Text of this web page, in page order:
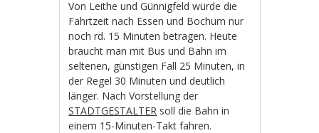
Von Leithe und Günnigfeld würde die
Fahrtzeit nach Essen und Bochum nur
noch rd. 15 Minuten betragen. Heute
braucht man mit Bus und Bahn im
seltenen, günstigen Fall 25 Minuten, in
der Regel 30 Minuten und deutlich
länger. Nach Vorstellung der
STADTGESTALTER soll die Bahn in
einem 15-Minuten-Takt fahren.